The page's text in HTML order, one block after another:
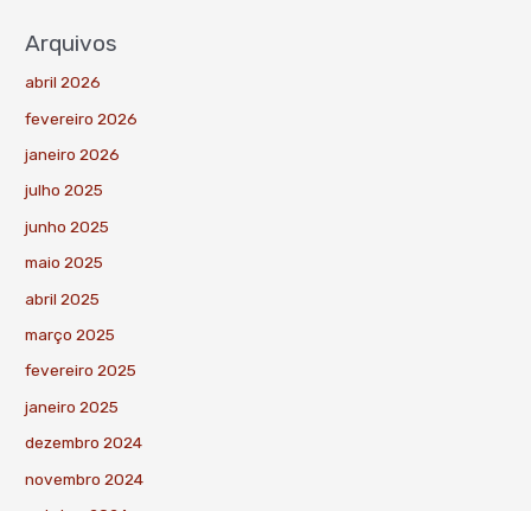
Arquivos
abril 2026
fevereiro 2026
janeiro 2026
julho 2025
junho 2025
maio 2025
abril 2025
março 2025
fevereiro 2025
janeiro 2025
dezembro 2024
novembro 2024